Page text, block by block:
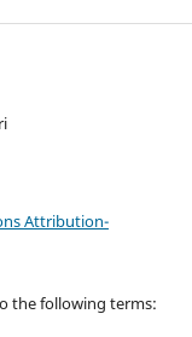
Attribution-
the following terms: